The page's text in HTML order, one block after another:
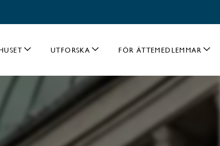
UTFORSKA FÖR ÄTTEMEDLEMMAR